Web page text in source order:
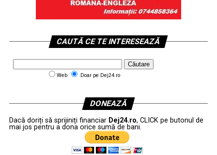
CAUTĂ CE TE INTERESEAZĂ
Web Doar pe Dej24.ro
DONEAZĂ
Dacă doriți să sprijiniți financiar Dej24.ro, CLICK pe butonul de
mai jos pentru a dona orice sumă de bani.